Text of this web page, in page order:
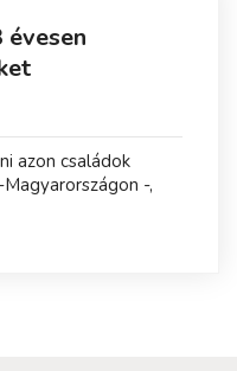
azon családok
-,